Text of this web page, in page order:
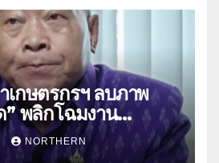
กษตรกรฯ ลบภาพ
พลิกโฉมงาน
เมืองสองแคว 69” มุ่ง
รกร ดึงนวัตกรรม-จับ
NORTHERN